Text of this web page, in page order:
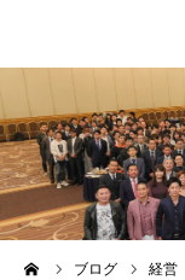
ブログ 経営
PROFILE
SCA